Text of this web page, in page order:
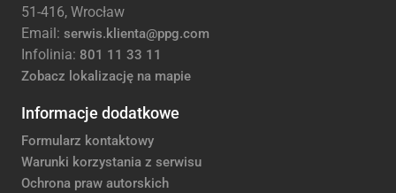
51-416, Wrocław
Email: serwis.klienta@ppg.com
Infolinia: 801 11 33 11
Zobacz lokalizację na mapie
Informacje dodatkowe
Formularz kontaktowy
Warunki korzystania z serwisu
Ochrona praw autorskich